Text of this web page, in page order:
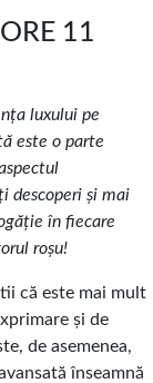
11
luxului pe
este o parte
descoperi și mai
în fiecare
roșu!
că este mai mult
și de
de asemenea,
înseamnă